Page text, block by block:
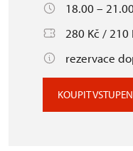
18.00 – 21.00
280 Kč / 210
rezervace
KOUPIT